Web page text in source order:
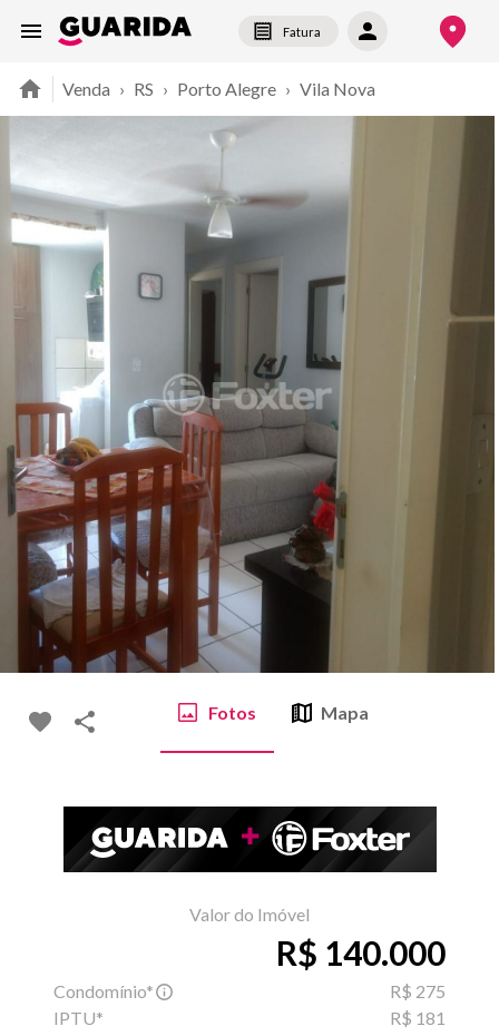
Fatura
Venda › RS › Porto Alegre › Vila Nova
Fotos Mapa
Valor do Imóvel
R$ 140.000
Condomínio*
R$ 275
IPTU*
R$ 181